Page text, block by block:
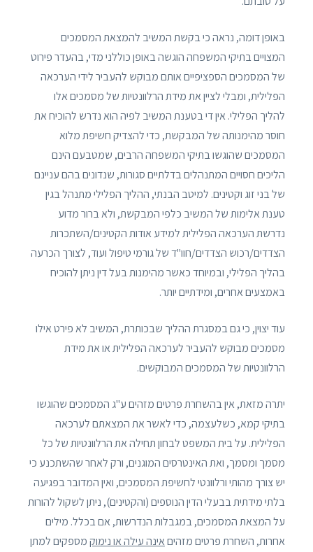
באופן דומה, נראה כי בקשת המשיב להמצאת המסמכים
המצויים בתיקי המשפחה הוגשה באופן כוללני מדי, בהעדר פירוט
של המסמכים הספציפיים אותם מבוקש להעביר לידי הערכאה
הפלילית, ומבלי לציין את מידת הרלוונטיות של מסמכים אלו
להליך הפלילי. אין די בטענת המשיב לפיה הוא נדרש להוכיח את
חוסר מהימנותה של המבקשת, כדי להצדיק חשיפת מלוא
המסמכים שהוגשו בתיקי המשפחה הרבים, שמטבעם הינם
הליכים חסויים המתנהלים בדלתיים סגורות, שנדונים בהם עניינם
של בני זוג וקטינים. למיטב הבנתי, ההליך הפלילי מתנהל בגין
טענת אלימות של המשיב כלפי המבקשת, ולא ברור מדוע
נדרשת הערכאה הפלילית למידע אודות הקטינים/השתכרות
הצדדים/רכוש הצדדים/חוו"ד של גורמי טיפול ועוד, לצורך הכרעה
בהליך הפלילי, ובמיוחד כאשר מהימנות בעל דין ניתן להוכיח
באמצעים אחרים, ומידתיים יותר.
עוד יצוין, כי גם במסגרת ההליך שבכותרת, המשיב לא פירט אילו
מסמכים מבוקש להעביר לערכאה הפלילית או את מידת
הרלוונטיות של המסמכים המבוקשים.
יתרה מזאת, אין בהשחרת פרטים מזהים ע"ג המסמכים שהוגשו
בתיקי קמא, כשלעצמה, כדי לאשר את המצאתם לערכאה
הפלילית. על בית המשפט לבחון תחילה את הרלוונטיות של כל
מסמך ומסמך, ואת האינטרסים המוגנים, ורק לאחר שהשתכנע כי
יש צורך מהותי ורלוונטי לחשיפת המסמכים, ואין המדובר בפגיעה
בלתי מידתית בבעלי הדין הנוספים (והקטינים), ניתן לשקול להורות
על המצאת המסמכים, במגבלות הנדרשות, אם בכלל. מילים
אחרות, השחרת פרטים מזהיםאינה עילה או נימוקמספקים למתן